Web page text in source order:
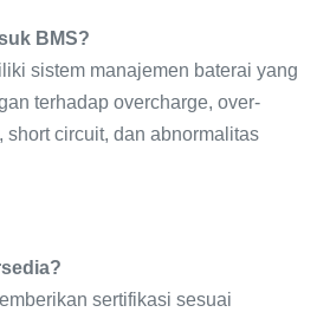
BMS?
sistem manajemen baterai yang
terhadap overcharge, over-
short circuit, dan abnormalitas
sertifikasi sesuai